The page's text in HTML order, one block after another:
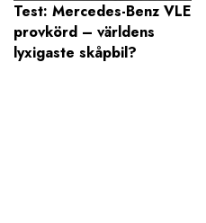
Test: Mercedes-Benz VLE
provkörd – världens
lyxigaste skåpbil?